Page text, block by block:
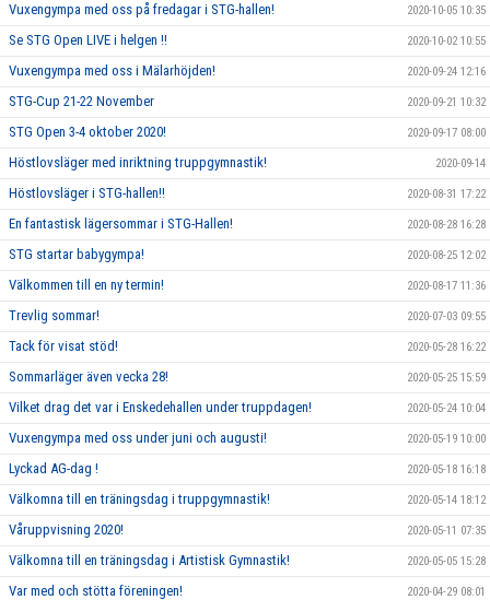
Vuxengympa med oss på fredagar i STG-hallen! 2020-10-05 10:35
Se STG Open LIVE i helgen !! 2020-10-02 10:55
Vuxengympa med oss i Mälarhöjden! 2020-09-24 12:16
STG-Cup 21-22 November 2020-09-21 10:32
STG Open 3-4 oktober 2020! 2020-09-17 08:00
Höstlovsläger med inriktning truppgymnastik! 2020-09-14
Höstlovsläger i STG-hallen!! 2020-08-31 17:22
En fantastisk lägersommar i STG-Hallen! 2020-08-28 16:28
STG startar babygympa! 2020-08-25 12:02
Välkommen till en ny termin! 2020-08-17 11:36
Trevlig sommar! 2020-07-03 09:55
Tack för visat stöd! 2020-05-28 16:22
Sommarläger även vecka 28! 2020-05-25 15:59
Vilket drag det var i Enskedehallen under truppdagen! 2020-05-24 10:04
Vuxengympa med oss under juni och augusti! 2020-05-19 10:00
Lyckad AG-dag ! 2020-05-18 16:18
Välkomna till en träningsdag i truppgymnastik! 2020-05-14 18:12
Våruppvisning 2020! 2020-05-11 07:35
Välkomna till en träningsdag i Artistisk Gymnastik! 2020-05-05 15:28
Var med och stötta föreningen! 2020-04-29 08:01